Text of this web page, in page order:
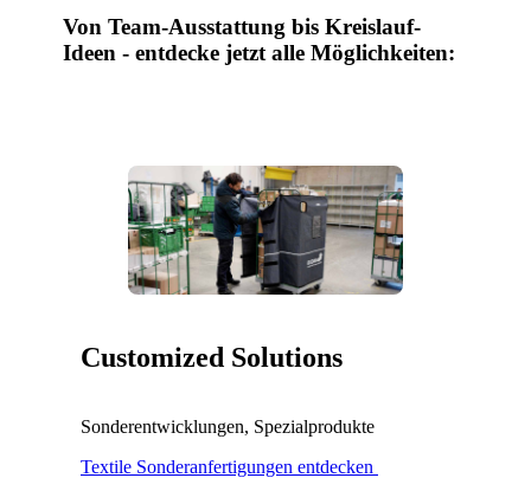
Von Team-Ausstattung bis Kreislauf-
Ideen - entdecke jetzt alle Möglichkeiten:
Customized Solutions
Sonderentwicklungen, Spezialprodukte
Textile Sonderanfertigungen entdecken